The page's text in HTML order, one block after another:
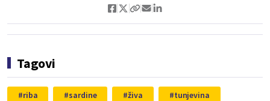
Tagovi
riba sardine živa tunjevina